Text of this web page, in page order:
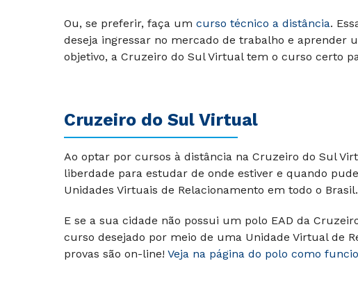
Ou, se preferir, faça um curso técnico a distância.
deseja ingressar no mercado de trabalho e aprender
objetivo, a Cruzeiro do Sul Virtual tem o curso certo
Cruzeiro do Sul Virtual
Ao optar por cursos à distância na Cruzeiro do Sul
liberdade para estudar de onde estiver e quando
Unidades Virtuais de Relacionamento em todo o Brasil.
E se a sua cidade não possui um polo EAD da
curso desejado por meio de uma Unidade Virtual de
provas são on-line! Veja na página do polo como